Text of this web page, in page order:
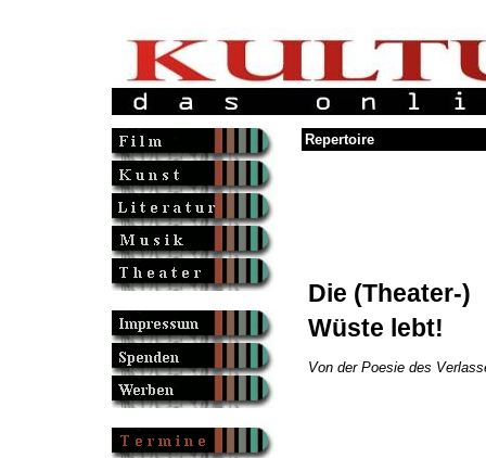
Repertoire
Die (Theater-)
Wüste lebt!
Von der Poesie des